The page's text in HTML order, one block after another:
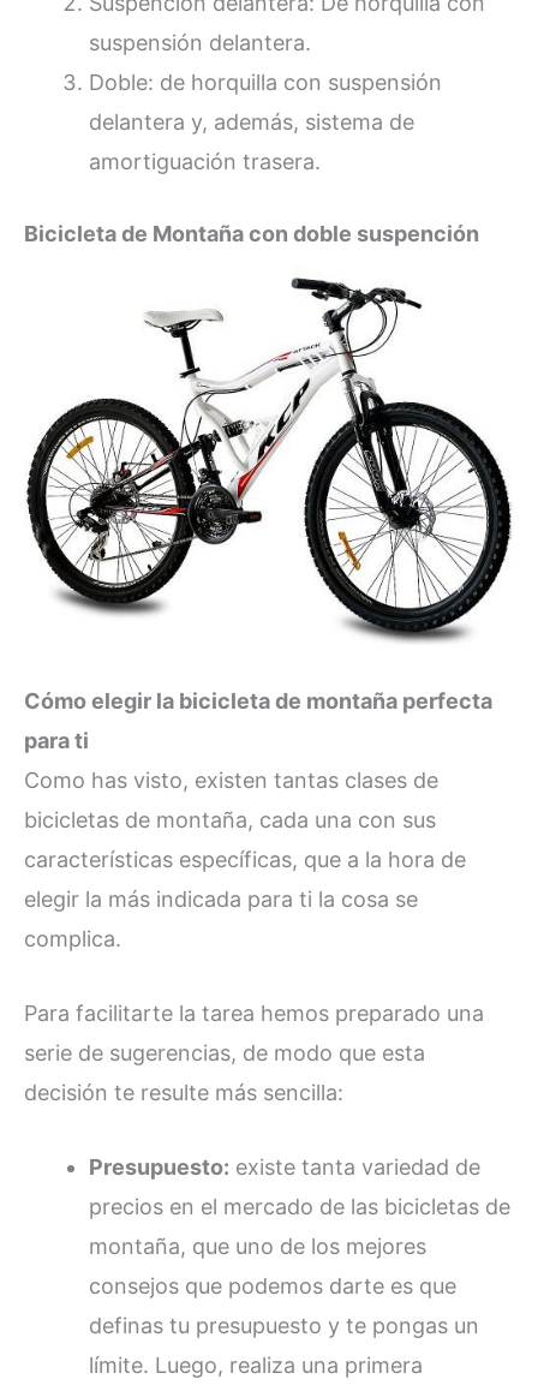
suspensión delantera.
Doble: de horquilla con suspensión
delantera y, además, sistema de
amortiguación trasera.
Bicicleta de Montaña con doble suspención
Cómo elegir la bicicleta de montaña perfecta
para ti
Como has visto, existen tantas clases de
bicicletas de montaña, cada una con sus
características específicas, que a la hora de
elegir la más indicada para ti la cosa se
complica.
Para facilitarte la tarea hemos preparado una
serie de sugerencias, de modo que esta
decisión te resulte más sencilla:
Presupuesto: existe tanta variedad de
precios en el mercado de las bicicletas de
montaña, que uno de los mejores
consejos que podemos darte es que
definas tu presupuesto y te pongas un
límite. Luego, realiza una primera